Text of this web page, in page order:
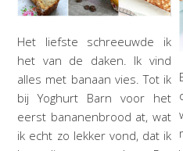
Het liefste schreeuwde ik
het van de daken. Ik vind
alles met banaan vies. Tot ik
bij Yoghurt Barn voor het
eerst bananenbrood at, wat
ik echt zo lekker vond, dat ik